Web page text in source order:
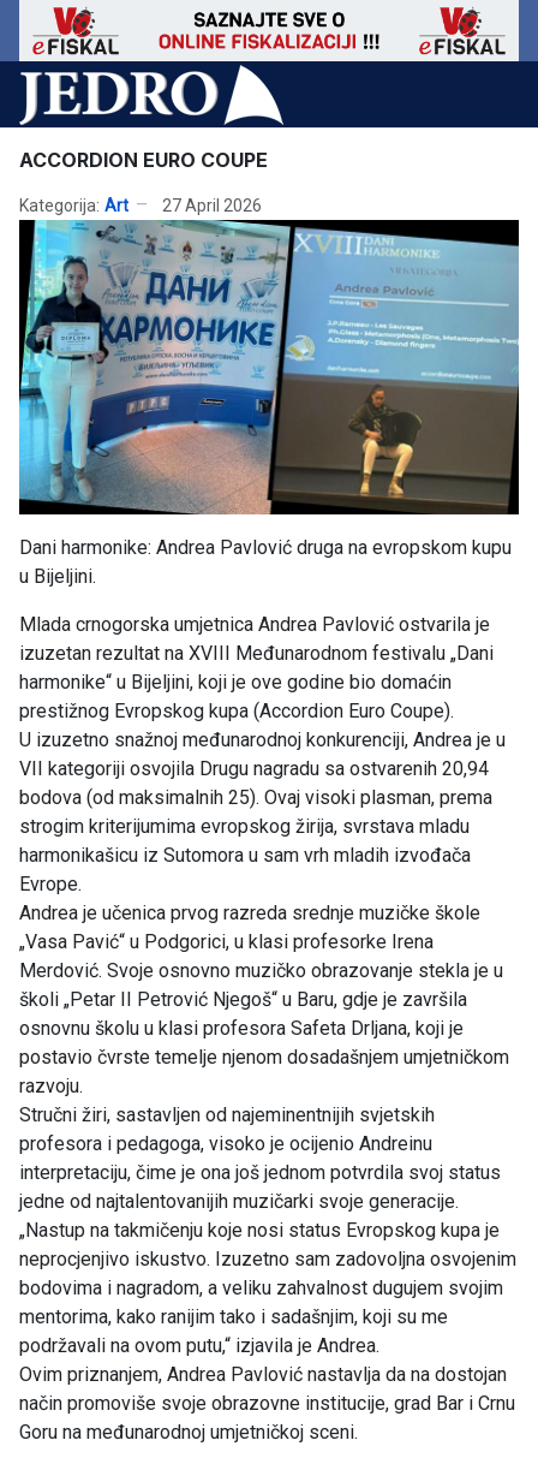
ACCORDION EURO COUPE
Kategorija: Art 27 April 2026
Dani harmonike: Andrea Pavlović druga na evropskom kupu
u Bijeljini.
Mlada crnogorska umjetnica Andrea Pavlović ostvarila je
izuzetan rezultat na XVIII Međunarodnom festivalu „Dani
harmonike“ u Bijeljini, koji je ove godine bio domaćin
prestižnog Evropskog kupa (Accordion Euro Coupe).
U izuzetno snažnoj međunarodnoj konkurenciji, Andrea je u
VII kategoriji osvojila Drugu nagradu sa ostvarenih 20,94
bodova (od maksimalnih 25). Ovaj visoki plasman, prema
strogim kriterijumima evropskog žirija, svrstava mladu
harmonikašicu iz Sutomora u sam vrh mladih izvođača
Evrope.
Andrea je učenica prvog razreda srednje muzičke škole
„Vasa Pavić“ u Podgorici, u klasi profesorke Irena
Merdović. Svoje osnovno muzičko obrazovanje stekla je u
školi „Petar II Petrović Njegoš“ u Baru, gdje je završila
osnovnu školu u klasi profesora Safeta Drljana, koji je
postavio čvrste temelje njenom dosadašnjem umjetničkom
razvoju.
Stručni žiri, sastavljen od najeminentnijih svjetskih
profesora i pedagoga, visoko je ocijenio Andreinu
interpretaciju, čime je ona još jednom potvrdila svoj status
jedne od najtalentovanijih muzičarki svoje generacije.
„Nastup na takmičenju koje nosi status Evropskog kupa je
neprocjenjivo iskustvo. Izuzetno sam zadovoljna osvojenim
bodovima i nagradom, a veliku zahvalnost dugujem svojim
mentorima, kako ranijim tako i sadašnjim, koji su me
podržavali na ovom putu,“ izjavila je Andrea.
Ovim priznanjem, Andrea Pavlović nastavlja da na dostojan
način promoviše svoje obrazovne institucije, grad Bar i Crnu
Goru na međunarodnoj umjetničkoj sceni.